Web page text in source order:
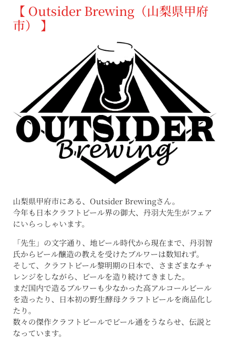
【 Outsider Brewing（山梨県甲府
市） 】
山梨県甲府市にある、Outsider Brewingさん。
今年も日本クラフトビール界の御大、丹羽大先生がフェア
にいらっしゃいます。
「先生」の文字通り、地ビール時代から現在まで、丹羽智
氏からビール醸造の教えを受けたブルワーは数知れず。
そして、クラフトビール黎明期の日本で、さまざまなチャ
レンジをしながら、ビールを造り続けてきました。
まだ国内で造るブルワーも少なかった高アルコールビール
を造ったり、日本初の野生酵母クラフトビールを商品化し
たり。
数々の傑作クラフトビールでビール通をうならせ、伝説と
なっています。